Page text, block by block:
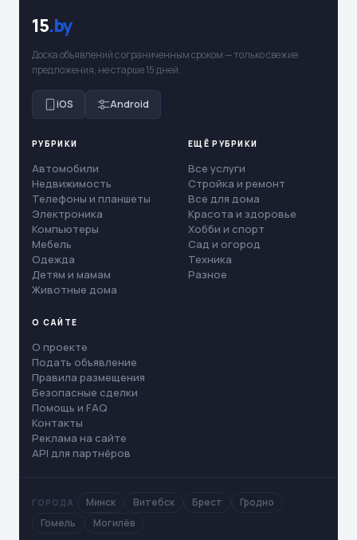
15.by
Доска объявлений с ограниченным сроком — только свежие
предложения, не старше 15 дней.
iOS Android
РУБРИКИ
Автомобили
Недвижимость
Телефоны и планшеты
Электроника
Компьютеры
Мебель
Одежда
Детям и мамам
Животные дома
ЕЩЁ РУБРИКИ
Все услуги
Стройка и ремонт
Все для дома
Красота и здоровье
Хобби и спорт
Сад и огород
Техника
Разное
О САЙТЕ
О проекте
Подать объявление
Правила размещения
Безопасные сделки
Помощь и FAQ
Контакты
Реклама на сайте
API для партнёров
ГОРОДА Минск Витебск Брест
Гродно
Гомель
Могилёв